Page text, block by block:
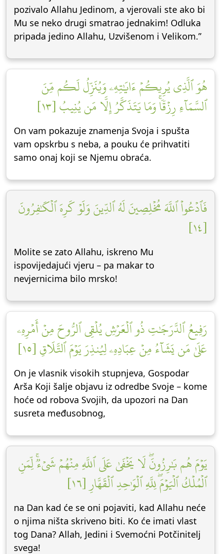
pozivalo Allahu Jedinom, a vjerovali ste ako bi
Mu se neko drugi smatrao jednakim! Odluka
pripada jedino Allahu, Uzvišenom i Velikom.”
هُوَ ٱلَّذِي يُرِيكُمۡ ءَايَٰتِهِۦ وَيُنَزِّلُ لَكُم مِّنَ
ٱلسَّمَآءِ رِزۡقٗاۚ وَمَا يَتَذَكَّرُ إِلَّا مَن يُنِيبُ [١٣]
On vam pokazuje znamenja Svoja i spušta
vam opskrbu s neba, a pouku će prihvatiti
samo onaj koji se Njemu obraća.
فَٱدۡعُواْ ٱللَّهَ مُخۡلِصِينَ لَهُ ٱلدِّينَ وَلَوۡ كَرِهَ ٱلۡكَٰفِرُونَ
[١٤]
Molite se zato Allahu, iskreno Mu
ispovijedajući vjeru – pa makar to
nevjernicima bilo mrsko!
رَفِيعُ ٱلدَّرَجَٰتِ ذُو ٱلۡعَرۡشِ يُلۡقِي ٱلرُّوحَ مِنۡ أَمۡرِهِۦ
عَلَىٰ مَن يَشَآءُ مِنۡ عِبَادِهِۦ لِيُنذِرَ يَوۡمَ ٱلتَّلَاقِ [١٥]
On je vlasnik visokih stupnjeva, Gospodar
Arša Koji šalje objavu iz odredbe Svoje – kome
hoće od robova Svojih, da upozori na Dan
susreta međusobnog,
يَوۡمَ هُم بَٰرِزُونَۖ لَا يَخۡفَىٰ عَلَى ٱللَّهِ مِنۡهُمۡ شَيۡءٞۚ لِّمَنِ
ٱلۡمُلۡكُ ٱلۡيَوۡمَۖ لِلَّهِ ٱلۡوَٰحِدِ ٱلۡقَهَّارِ [١٦]
na Dan kad će se oni pojaviti, kad Allahu neće
o njima ništa skriveno biti. Ko će imati vlast
tog Dana? Allah, Jedini i Svemoćni Potčinitelj
svega!